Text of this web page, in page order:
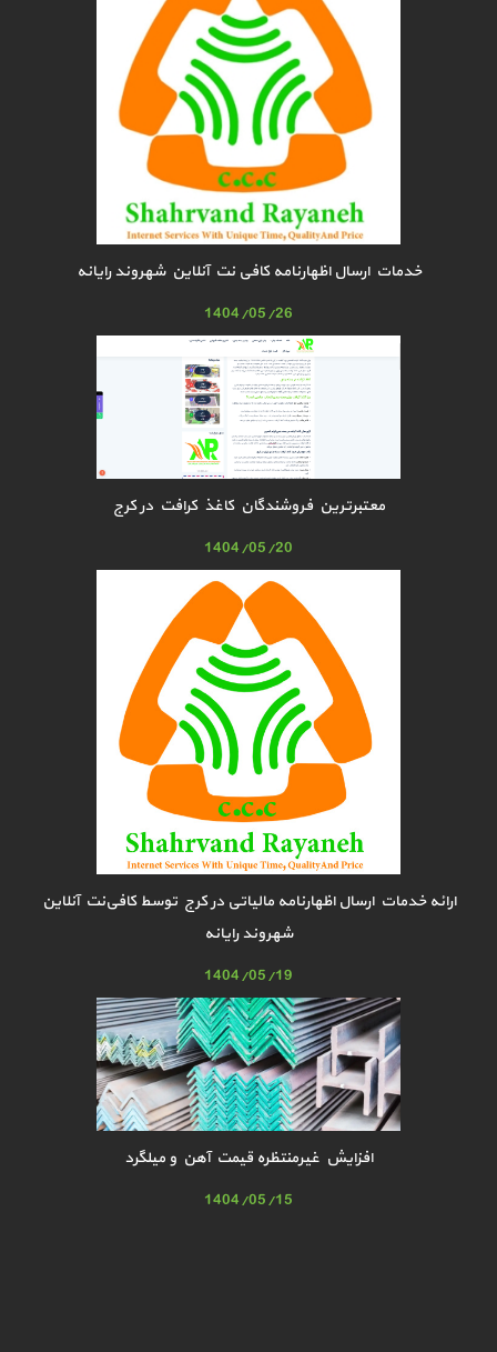
خدمات ارسال اظهارنامه کافی نت آنلاین شهروند رایانه
1404/05/26
معتبرترین فروشندگان کاغذ کرافت در کرج
1404/05/20
ارائه خدمات ارسال اظهارنامه مالیاتی در کرج توسط کافی‌نت آنلاین
شهروند رایانه
1404/05/19
افزایش غیرمنتظره قیمت آهن و میلگرد
1404/05/15